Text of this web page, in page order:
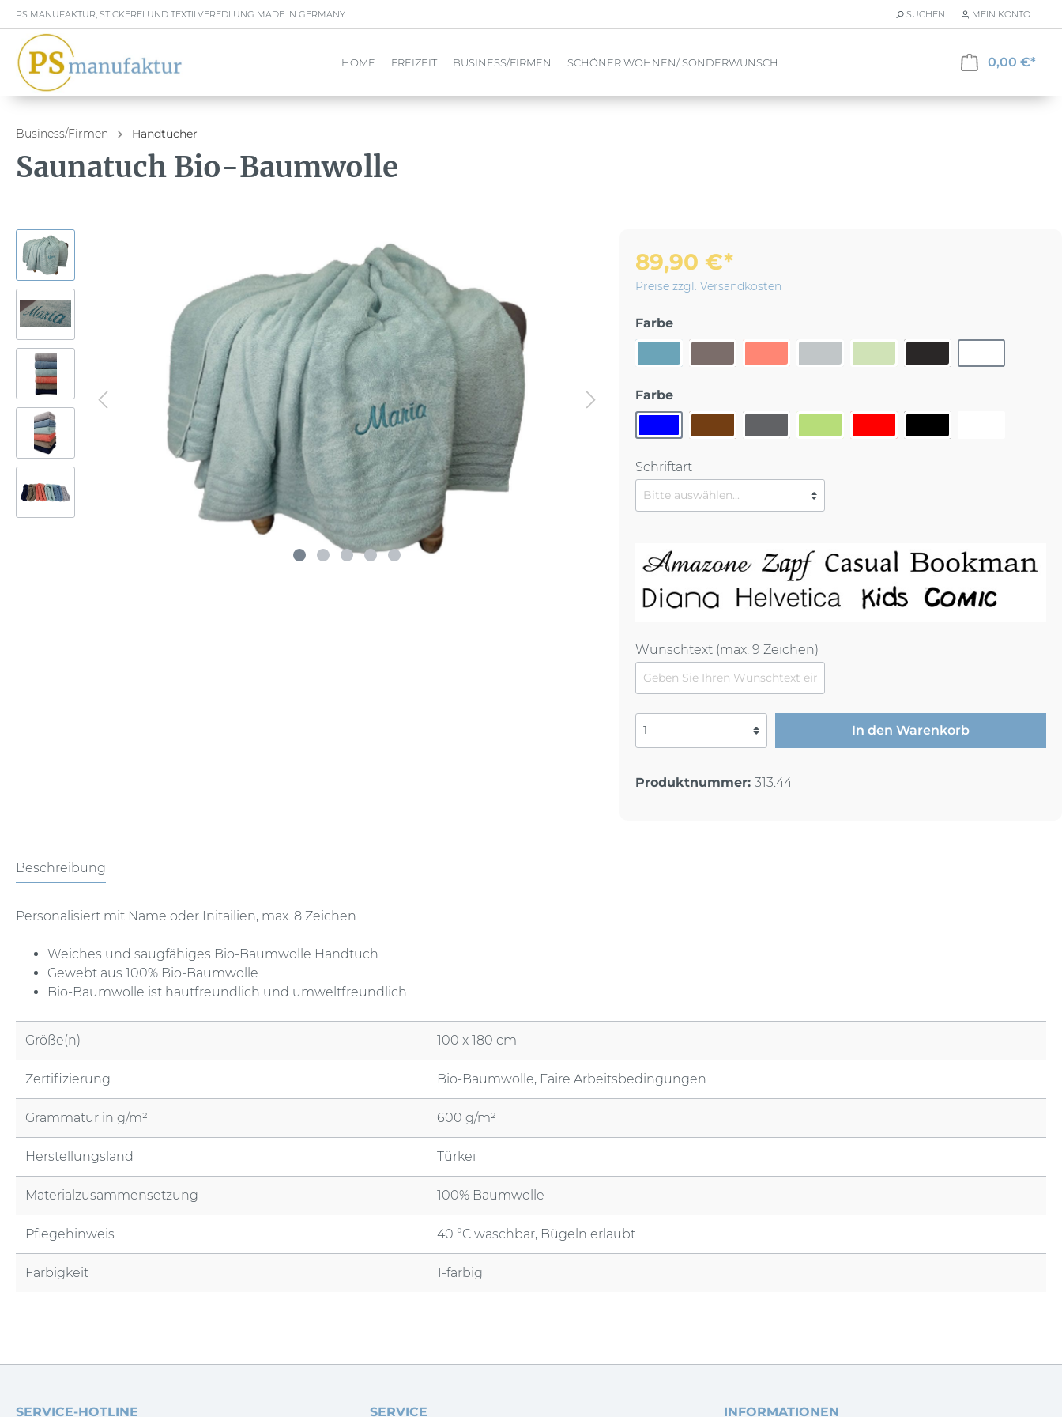
PS MANUFAKTUR, STICKEREI UND TEXTILVEREDLUNG MADE IN GERMANY. SUCHEN MEIN KONTO
HOME FREIZEIT BUSINESS/FIRMEN SCHÖNER WOHNEN/ SONDERWUNSCH 0,00 €*
Business/Firmen Handtücher
Saunatuch Bio-Baumwolle
89,90 €*
Preise zzgl. Versandkosten
Farbe
Farbe
Schriftart
Wunschtext (max. 9 Zeichen)
In den Warenkorb
Produktnummer: 313.44
Beschreibung
Personalisiert mit Name oder Initailien, max. 8 Zeichen
Weiches und saugfähiges Bio-Baumwolle Handtuch
Gewebt aus 100% Bio-Baumwolle
Bio-Baumwolle ist hautfreundlich und umweltfreundlich
Größe(n) 100 x 180 cm
Zertifizierung Bio-Baumwolle, Faire Arbeitsbedingungen
Grammatur in g/m² 600 g/m²
Herstellungsland Türkei
Materialzusammensetzung 100% Baumwolle
Pflegehinweis 40 °C waschbar, Bügeln erlaubt
Farbigkeit 1-farbig
SERVICE-HOTLINE SERVICE INFORMATIONEN